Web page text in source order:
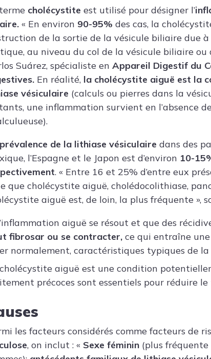
cholécystite est utilisé pour désigner l’
« En environ 90-95% des cas, la
de la sortie de la vésicule biliaire due
au niveau du col de la vésicule biliaire
Suárez, spécialiste en Appareil Digestif du
En réalité, la cholécystite aiguë est la
vésiculaire (calculs ou pierres dans la
une inflammation survient en l’absence
prévalence de la lithiase vésiculaire dans des
l’Espagne et le Japon est d’environ 10-
. « Entre 16 et 25% d’entre eux
que cholécystite aiguë, cholédocolithiase,
aiguë est, de loin, la plus fréquente »,
aiguë se résout et que des
fibrosar ou se contracter, ce qui entraîne
normalement, caractéristiques typiques de la
aiguë est une condition
précoces sont essentiels pour réduire
les facteurs considérés comme facteurs de
, on inclut : « Sexe féminin (plus fréquente